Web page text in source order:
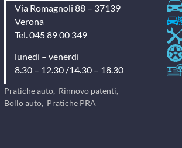
Via Romagnoli 88 – 37139
Verona
Tel. 045 89 00 349
lunedì – venerdì
8.30 – 12.30 /14.30 – 18.30
Pratiche auto, Rinnovo patenti,
Bollo auto, Pratiche PRA